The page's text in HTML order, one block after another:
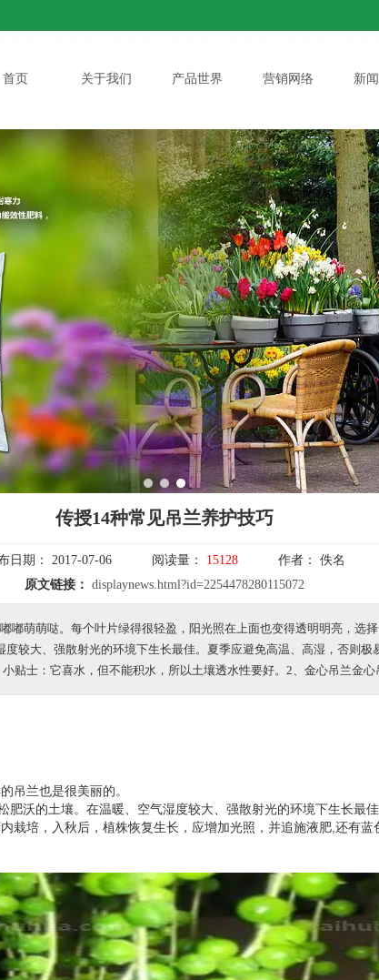
首页 关于我们 产品世界 营销网络 新
1 2 3
传授14种常见吊兰养护技巧
日期： 2017-07-06 阅读量： 15128 作者： 佚名
原文链接： displaynews.html?id=2254478280115072
嘟萌萌哒。每个叶片绿得很轻盈，阳光照在上面也变得透明明亮，选
较大、强散射光的环境下生长最佳。夏季应避免高温、高湿，否则
贴士：它喜水，但不能积水，所以土壤透水性要好。2、金心吊兰金心
吊兰也是很美丽的。
沃的土壤。在温暖、空气湿度较大、强散射光的环境下生长最佳
培，入秋后，植株恢复生长，应增加光照，并追施液肥,还有蓝